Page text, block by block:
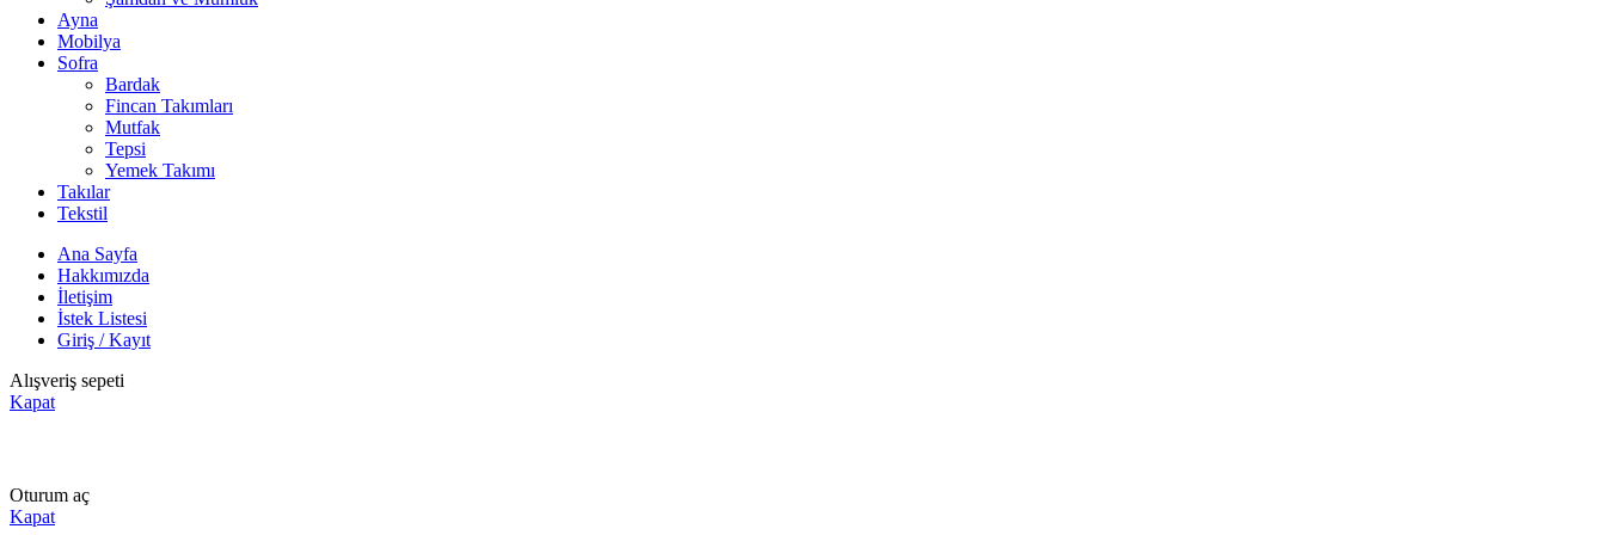
Ayna
Mobilya
Sofra
Bardak
Fincan Takımları
Mutfak
Tepsi
Yemek Takımı
Takılar
Tekstil
Ana Sayfa
Hakkımızda
İletişim
İstek Listesi
Giriş / Kayıt
Alışveriş sepeti
Kapat
Oturum aç
Kapat